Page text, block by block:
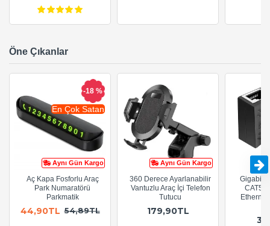
Öne Çıkanlar
Aynı Gün Kargo
En Çok Satan
-18 %
Aç Kapa Fosforlu Araç
Park Numaratörü
Parkmatik
44,90TL 54,89TL
Aynı Gün Kargo
360 Derece Ayarlanabilir
Vantuzlu Araç İçi Telefon
Tutucu
179,90TL
Gigabit
CAT5e